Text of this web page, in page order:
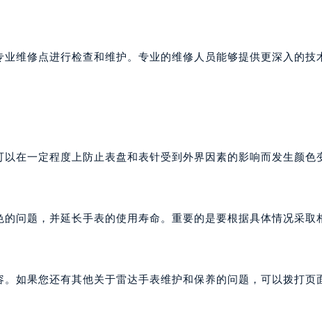
维修点进行检查和维护。专业的维修人员能够提供更深入的技
在一定程度上防止表盘和表针受到外界因素的影响而发生颜色
问题，并延长手表的使用寿命。重要的是要根据具体情况采取
。如果您还有其他关于雷达手表维护和保养的问题，可以拨打页